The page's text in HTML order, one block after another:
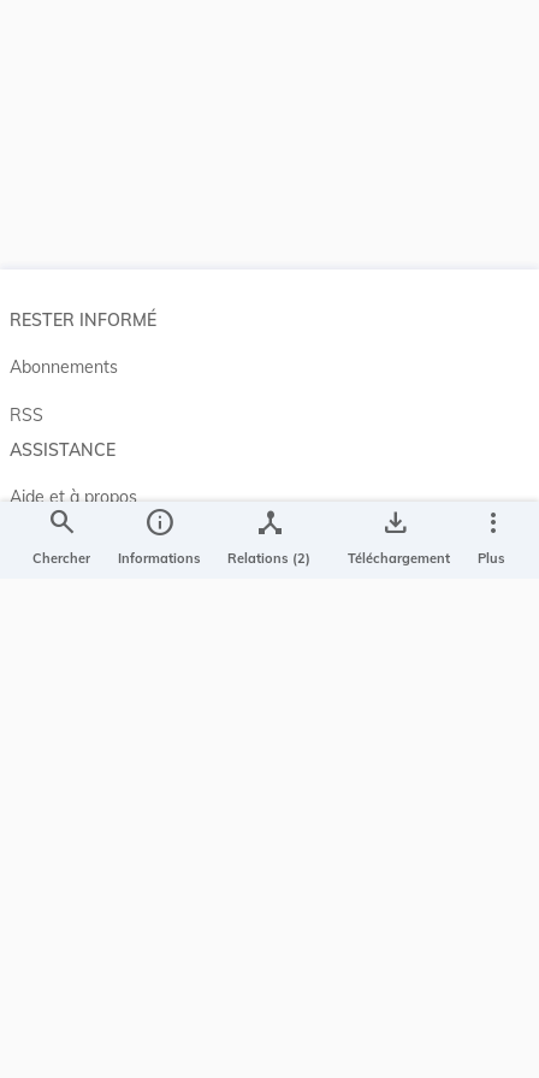
search
Chercher
info
Informations
device_hub
Relations (2)
save_alt
Téléchargement
more_vert
Plus
RESTER INFORMÉ
Abonnements
RSS
ASSISTANCE
Aide et à propos